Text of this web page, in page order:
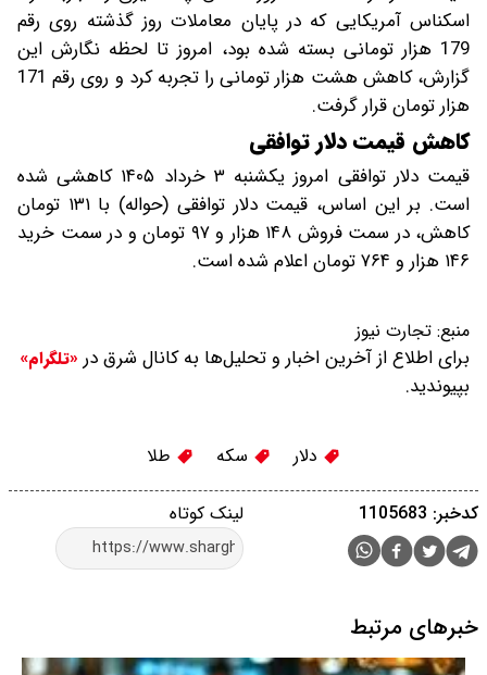
اسکناس آمریکایی که در پایان معاملات روز گذشته روی رقم
179 هزار تومانی بسته شده بود، امروز تا لحظه نگارش این
گزارش، کاهش هشت هزار تومانی را تجربه کرد و روی رقم 171
هزار تومان قرار گرفت.
کاهش قیمت دلار توافقی
قیمت دلار توافقی امروز یکشنبه ۳ خرداد ۱۴۰۵ کاهشی شده
است. بر این اساس، قیمت دلار توافقی (حواله) با ۱۳۱ تومان
کاهش، در سمت فروش ۱۴۸ هزار و ۹۷ تومان و در سمت خرید
۱۴۶ هزار و ۷۶۴ تومان اعلام شده است.
منبع: تجارت نیوز
برای اطلاع از آخرین اخبار و تحلیل‌ها به کانال شرق در «تلگرام»
بپیوندید.
دلار سکه طلا
لینک کوتاه کدخبر: 1105683
خبرهای مرتبط